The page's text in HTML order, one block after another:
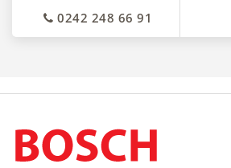
0242 248 66 91